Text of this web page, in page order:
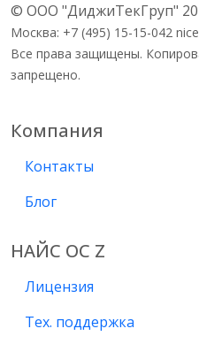
© ООО "ДиджиТекГруп"
Москва: +7 (495) 15-15-042
Все права защищены.
запрещено.
Компания
Контакты
Блог
НАЙС ОС Z
Лицензия
Тех. поддержка